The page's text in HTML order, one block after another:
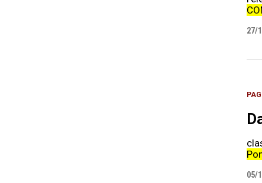
27/
05/